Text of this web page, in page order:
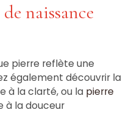
naissance
pierre reflète une
également découvrir la
à la clarté, ou la pierre
à la douceur